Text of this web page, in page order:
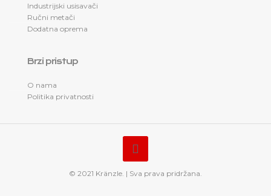
Industrijski usisavači
Ručni metači
Dodatna oprema
Brzi pristup
O nama
Politika privatnosti
© 2021 Kränzle. | Sva prava pridržana.